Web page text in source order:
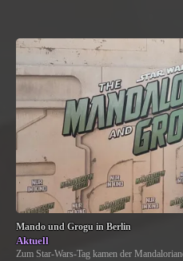
Mando und Grogu in Berlin
Aktuell
Zum Star-Wars-Tag kamen der